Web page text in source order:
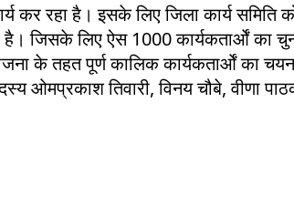
रहा है। इसके लिए जिला कार्य समिति
जिसके लिए ऐस 1000 कार्यकतार्ओं का
के तहत पूर्ण कालिक कार्यकतार्ओं का
ओमप्रकाश तिवारी, विनय चौबे, वीणा